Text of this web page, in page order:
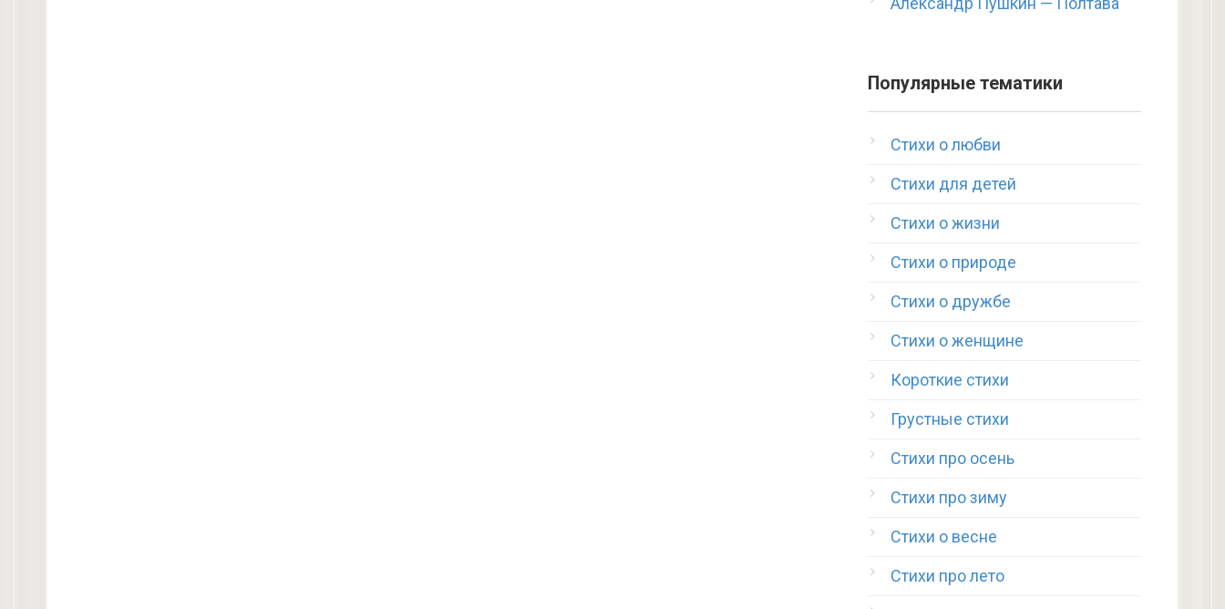
Популярные тематики
Стихи о любви
Стихи для детей
Стихи о жизни
Стихи о природе
Стихи о дружбе
Стихи о женщине
Короткие стихи
Грустные стихи
Стихи про осень
Стихи про зиму
Стихи о весне
Стихи про лето